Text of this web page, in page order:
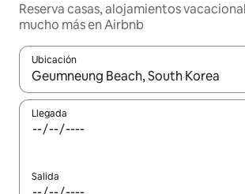
Reserva casas, alojamientos
mucho más en Airbnb
Ubicación
Cuando los resultados estén
Llegada
Salida